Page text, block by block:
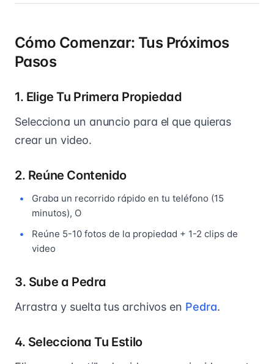
Cómo Comenzar: Tus Próximos
Pasos
1. Elige Tu Primera Propiedad
Selecciona un anuncio para el que quieras
crear un video.
2. Reúne Contenido
Graba un recorrido rápido en tu teléfono (15
minutos), O
Reúne 5-10 fotos de la propiedad + 1-2 clips de
video
3. Sube a Pedra
Arrastra y suelta tus archivos en Pedra.
4. Selecciona Tu Estilo